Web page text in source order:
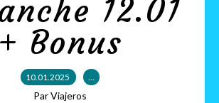
12.01
+ Bonus
10.01.2025 …
Par Viajeros